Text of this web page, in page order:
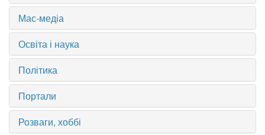
Мас-медіа
Освіта і наука
Політика
Портали
Розваги, хоббі